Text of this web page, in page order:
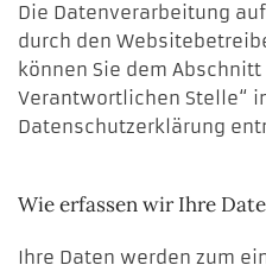
Die Datenverarbeitung
durch den
können Sie dem
Verantwortlichen Stelle“
Datenschutzerklärung
Wie erfassen wir Ihre
Ihre Daten werden zum